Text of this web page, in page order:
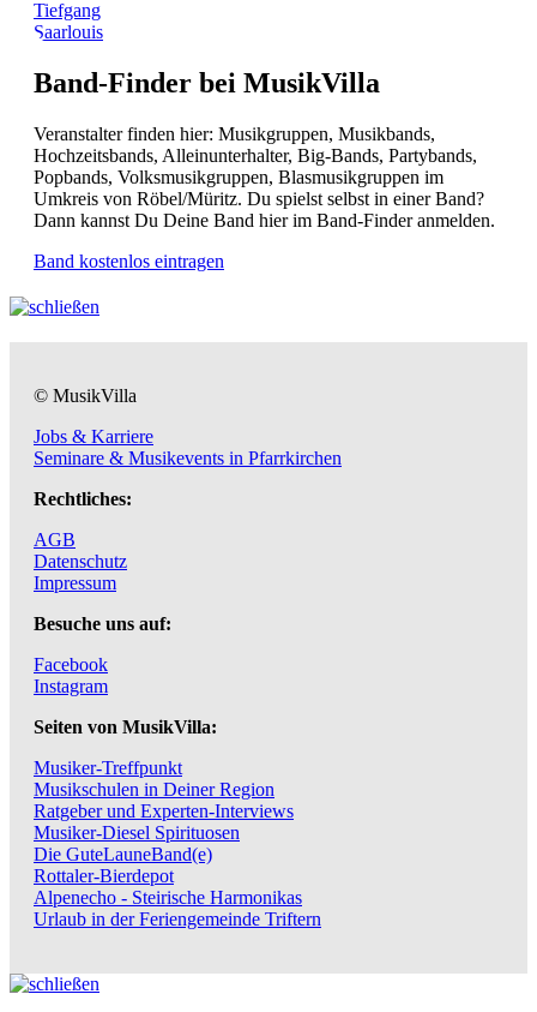
Tiefgang
Saarlouis
Band-Finder bei MusikVilla
Veranstalter finden hier: Musikgruppen, Musikbands,
Hochzeitsbands, Alleinunterhalter, Big-Bands, Partybands,
Popbands, Volksmusikgruppen, Blasmusikgruppen im
Umkreis von Röbel/Müritz. Du spielst selbst in einer Band?
Dann kannst Du Deine Band hier im Band-Finder anmelden.
Band kostenlos eintragen
© MusikVilla
Jobs & Karriere
Seminare & Musikevents in Pfarrkirchen
Rechtliches:
AGB
Datenschutz
Impressum
Besuche uns auf:
Facebook
Instagram
Seiten von MusikVilla:
Musiker-Treffpunkt
Musikschulen in Deiner Region
Ratgeber und Experten-Interviews
Musiker-Diesel Spirituosen
Die GuteLauneBand(e)
Rottaler-Bierdepot
Alpenecho - Steirische Harmonikas
Urlaub in der Feriengemeinde Triftern